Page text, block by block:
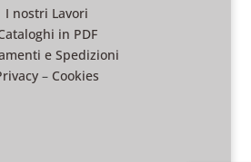
I nostri Lavori
in PDF
e Spedizioni
– Cookies